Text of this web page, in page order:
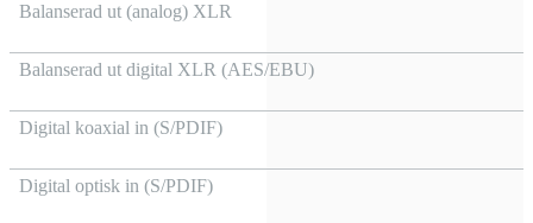
Balanserad ut (analog) XLR
Balanserad ut digital XLR (AES/EBU)
Digital koaxial in (S/PDIF)
Digital optisk in (S/PDIF)